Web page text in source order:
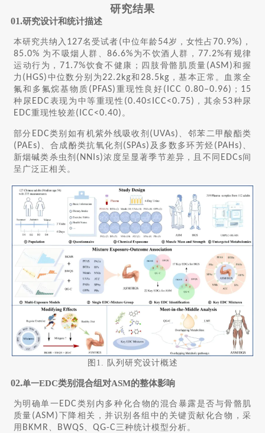
研究结果
01.研究设计和统计描述
本研究共纳入 127名受试者 (中位年龄 54岁，女性占 70.9%) ，
85.0% 为不吸烟人群、86.6% 为不饮酒人群， 77.2%有规律
运动行为，
71.7%饮食不健康；四肢骨骼肌质量 (ASM)和握
力 (HGS) 中位数分别为22.2kg和 28.5kg ，基本正常。血浆全
氟和多氟烷基物质 (PFAS) 重现性良好 (ICC 0.80–0.96) ； 15
种尿 EDC 表现为中等重现性 (0.40≤ICC<0.75) ，其余 53种尿
EDC重现性较差(ICC<0.40) 。
部分 EDC类别如有机紫外线吸收剂 (UVAs) 、邻苯二甲酸酯类
(PAEs) 、合成酚类抗氧化剂 (SPAs) 及多数多环芳烃 (PAHs) 、
新烟碱类杀虫剂 (NNIs)浓度呈显著季节差异，且不同 EDCs间
呈广泛正相关。
图1. 队列研究设计概述
02.单一EDC类别混合组对ASM的整体影响
为明确单一 EDC 类别内多种化合物的混合暴露是否与骨骼肌
质量 (ASM) 下降相关，并识别各组中的关键贡献化合物，采
用 BKMR BWQS QG-C 三种统计模型分析。